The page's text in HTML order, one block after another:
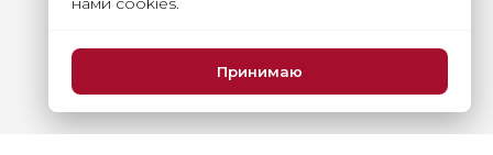
Принимаю